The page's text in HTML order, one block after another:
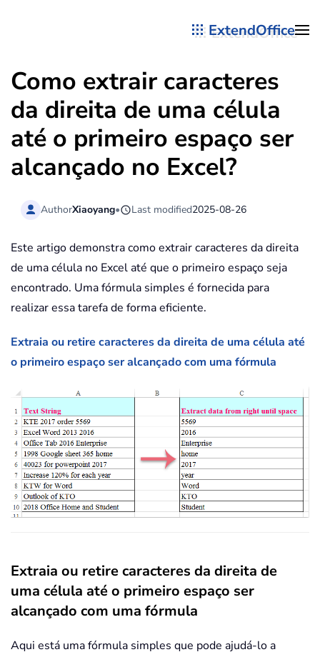
ExtendOffice
Como extrair caracteres
da direita de uma célula
até o primeiro espaço ser
alcançado no Excel?
AuthorXiaoyang• Last modified2025-08-26
Este artigo demonstra como extrair caracteres da direita
de uma célula no Excel até que o primeiro espaço seja
encontrado. Uma fórmula simples é fornecida para
realizar essa tarefa de forma eficiente.
Extraia ou retire caracteres da direita de uma célula até
o primeiro espaço ser alcançado com uma fórmula
Extraia ou retire caracteres da direita de
uma célula até o primeiro espaço ser
alcançado com uma fórmula
Aqui está uma fórmula simples que pode ajudá-lo a